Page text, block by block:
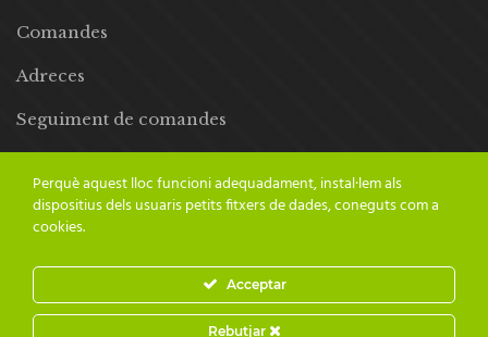
Comandes
Adreces
Seguiment de comandes
© 2024 Adesiara Editorial | Tots els drets reservats | Preus amb
Perquè aquest lloc funcioni adequadament, instal·lem als
dispositius dels usuaris petits fitxers de dades, coneguts com a
cookies.
Acceptar
Rebutjar